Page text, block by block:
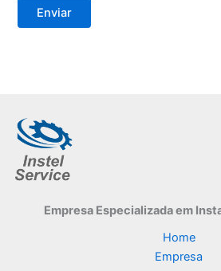
Empresa Especializadaem
Home
Empresa